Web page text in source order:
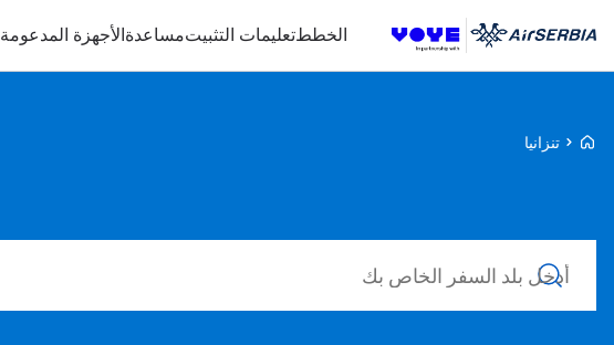
الخططتعليمات التثبيتمساعدةالأجهزة المدعومة
Voye Homepage
تنزانيا